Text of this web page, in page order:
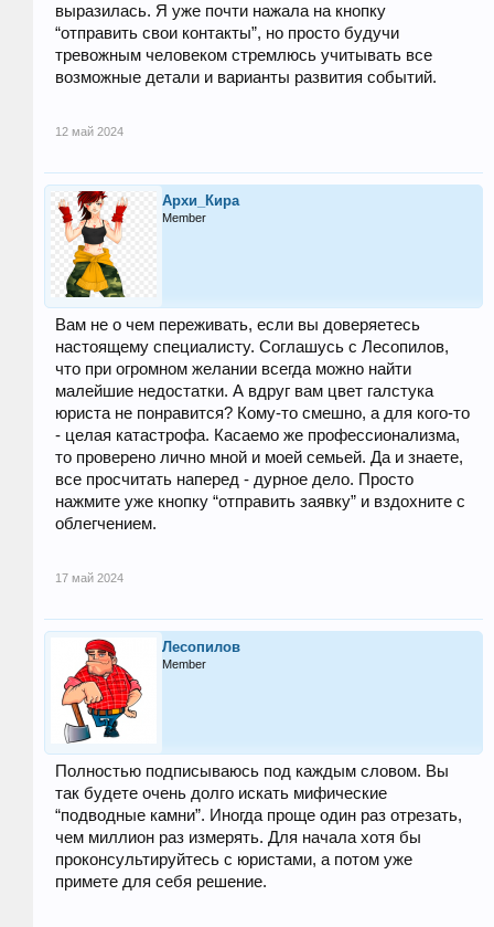
выразилась. Я уже почти нажала на кнопку
“отправить свои контакты”, но просто будучи
тревожным человеком стремлюсь учитывать все
возможные детали и варианты развития событий.
12 май 2024
Архи_Кира
Member
Вам не о чем переживать, если вы доверяетесь
настоящему специалисту. Соглашусь с Лесопилов,
что при огромном желании всегда можно найти
малейшие недостатки. А вдруг вам цвет галстука
юриста не понравится? Кому-то смешно, а для кого-то
- целая катастрофа. Касаемо же профессионализма,
то проверено лично мной и моей семьей. Да и знаете,
все просчитать наперед - дурное дело. Просто
нажмите уже кнопку “отправить заявку” и вздохните с
облегчением.
17 май 2024
Лесопилов
Member
Полностью подписываюсь под каждым словом. Вы
так будете очень долго искать мифические
“подводные камни”. Иногда проще один раз отрезать,
чем миллион раз измерять. Для начала хотя бы
проконсультируйтесь с юристами, а потом уже
примете для себя решение.